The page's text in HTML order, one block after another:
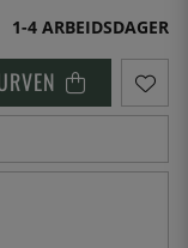
1-4 ARBEIDSDAGER